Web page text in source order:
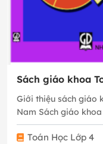
Sách giáo khoa
Giới thiệu sách giáo
Nam Sách giáo
Toán Học Lớp 4